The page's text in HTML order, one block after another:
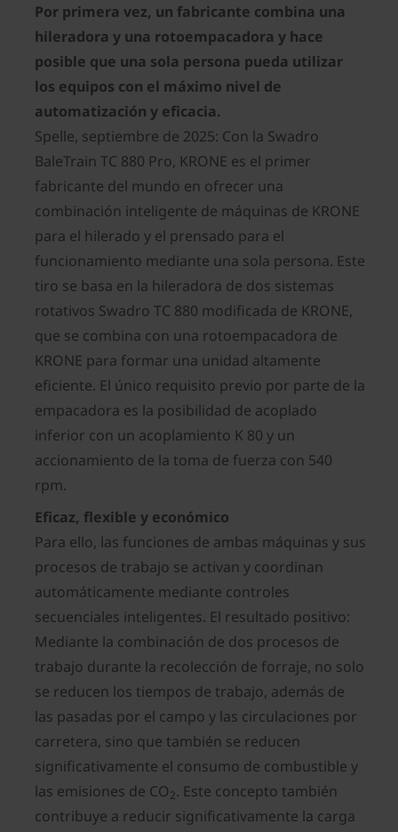
Por primera vez, un fabricante combina una
hileradora y una rotoempacadora y hace
posible que una sola persona pueda utilizar
los equipos con el máximo nivel de
automatización y eficacia.
Spelle, septiembre de 2025: Con la Swadro
BaleTrain TC 880 Pro, KRONE es el primer
fabricante del mundo en ofrecer una
combinación inteligente de máquinas de KRONE
para el hilerado y el prensado para el
funcionamiento mediante una sola persona. Este
tiro se basa en la hileradora de dos sistemas
rotativos Swadro TC 880 modificada de KRONE,
que se combina con una rotoempacadora de
KRONE para formar una unidad altamente
eficiente. El único requisito previo por parte de la
empacadora es la posibilidad de acoplado
inferior con un acoplamiento K 80 y un
accionamiento de la toma de fuerza con 540
rpm.
Eficaz, flexible y económico
Para ello, las funciones de ambas máquinas y sus
procesos de trabajo se activan y coordinan
automáticamente mediante controles
secuenciales inteligentes. El resultado positivo:
Mediante la combinación de dos procesos de
trabajo durante la recolección de forraje, no solo
se reducen los tiempos de trabajo, además de
las pasadas por el campo y las circulaciones por
carretera, sino que también se reducen
significativamente el consumo de combustible y
las emisiones de CO2. Este concepto también
contribuye a reducir significativamente la carga